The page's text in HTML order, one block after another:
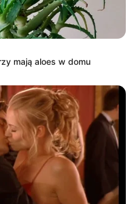
mają aloes w domu